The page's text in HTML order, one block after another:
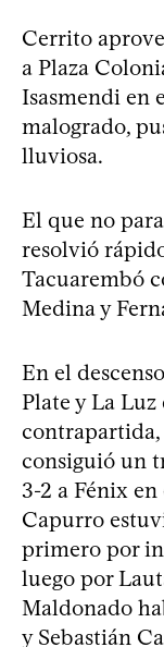
Cerrito
a Plaza
Isasmendi en
malogrado,
lluviosa.
El que no
resolvió
Tacuarembó
Medina y
En el
Plate y La
consiguió un
3-2 a Fénix
Capurro
primero por
luego por
Maldonado
y Sebastián